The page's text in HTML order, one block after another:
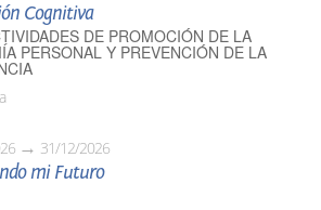
Cognitiva
DE PROMOCIÓN DE LA
PERSONAL Y PREVENCIÓN DE LA
31/12/2026
mi Futuro